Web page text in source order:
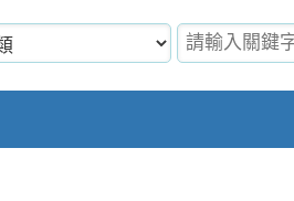
請輸入關鍵字